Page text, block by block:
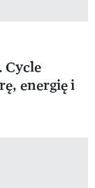
energię i